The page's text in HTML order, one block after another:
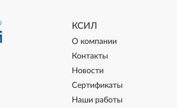
КСИЛ
О компании
Контакты
Новости
Сертификаты
Наши работы